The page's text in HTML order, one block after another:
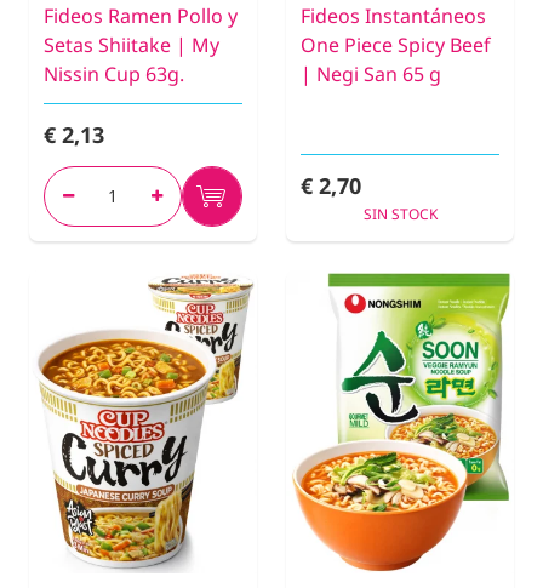
Fideos Ramen Pollo y
Setas Shiitake | My
Nissin Cup 63g.
€ 2,13
Fideos Instantáneos
One Piece Spicy Beef
| Negi San 65 g
€ 2,70
SIN STOCK